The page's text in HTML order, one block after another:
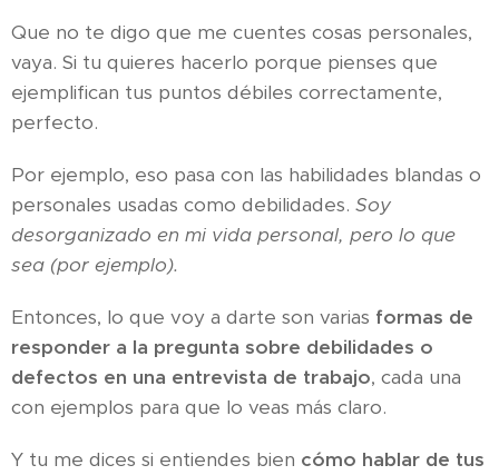
Que no te digo que me cuentes cosas personales,
vaya. Si tu quieres hacerlo porque pienses que
ejemplifican tus puntos débiles correctamente,
perfecto.
Por ejemplo, eso pasa con las habilidades blandas o
personales usadas como debilidades. Soy
desorganizado en mi vida personal, pero lo que
sea (por ejemplo).
Entonces, lo que voy a darte son varias formas de
responder a la pregunta sobre debilidades o
defectos en una entrevista de trabajo, cada una
con ejemplos para que lo veas más claro.
Y tu me dices si entiendes bien cómo hablar de tus